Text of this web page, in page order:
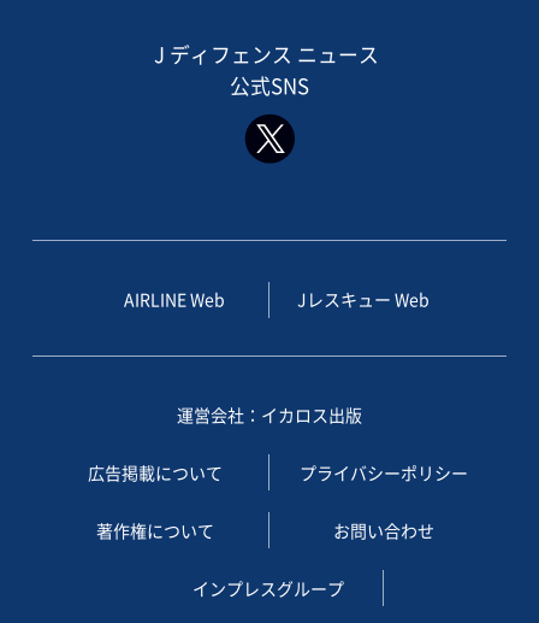
J ディフェンス ニュース
公式SNS
AIRLINE Web Jレスキュー Web
運営会社：イカロス出版
広告掲載について プライバシーポリシー
著作権について お問い合わせ
インプレスグループ